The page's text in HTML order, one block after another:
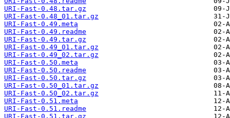
URI-Fast-0.48.tar.gz
URI-Fast-0.48_01.tar.gz
URI-Fast-0.49.meta
URI-Fast-0.49.readme
URI-Fast-0.49.tar.gz
URI-Fast-0.49_01.tar.gz
URI-Fast-0.49_02.tar.gz
URI-Fast-0.50.meta
URI-Fast-0.50.readme
URI-Fast-0.50.tar.gz
URI-Fast-0.50_01.tar.gz
URI-Fast-0.50_02.tar.gz
URI-Fast-0.51.meta
URI-Fast-0.51.readme
URI-Fast-0.51.tar.gz